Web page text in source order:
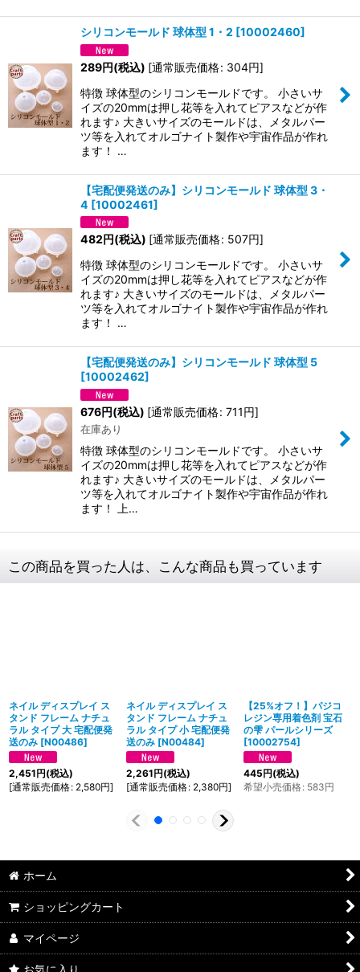
シリコンモールド 球体型 1・2 [10002460]
289円(税込) [通常販売価格: 304円]
特徴 球体型のシリコンモールドです。 小さいサ
イズの20mmは押し花等を入れてピアスなどが作
れます♪ 大きいサイズのモールドは、メタルパー
ツ等を入れてオルゴナイト製作や宇宙作品が作れ
ます！ …
【宅配便発送のみ】シリコンモールド 球体型 3・
4 [10002461]
482円(税込) [通常販売価格: 507円]
特徴 球体型のシリコンモールドです。 小さいサ
イズの20mmは押し花等を入れてピアスなどが作
れます♪ 大きいサイズのモールドは、メタルパー
ツ等を入れてオルゴナイト製作や宇宙作品が作れ
ます！ …
【宅配便発送のみ】シリコンモールド 球体型 5
[10002462]
676円(税込) [通常販売価格: 711円]
在庫あり
特徴 球体型のシリコンモールドです。 小さいサ
イズの20mmは押し花等を入れてピアスなどが作
れます♪ 大きいサイズのモールドは、メタルパー
ツ等を入れてオルゴナイト製作や宇宙作品が作れ
ます！ 上…
この商品を買った人は、こんな商品も買っています
ネイル ディスプレイ ス
タンド フレーム ナチュ
ラル タイプ 大 宅配便発
送のみ [N00486]
2,451円(税込)
[通常販売価格: 2,580円]
ネイル ディスプレイ ス
タンド フレーム ナチュ
ラル タイプ 小 宅配便発
送のみ [N00484]
2,261円(税込)
[通常販売価格: 2,380円]
【25%オフ！】パジコ
レジン専用着色剤 宝石
の雫 パールシリーズ
[10002754]
445円(税込)
希望小売価格: 583円
ホーム
ショッピングカート
マイページ